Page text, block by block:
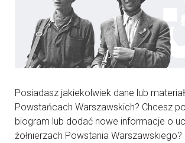
Posiadasz jakiekolwiek dane lub
Powstańcach Warszawskich? Chcesz
biogram lub dodać nowe informacje o
żołnierzach Powstania